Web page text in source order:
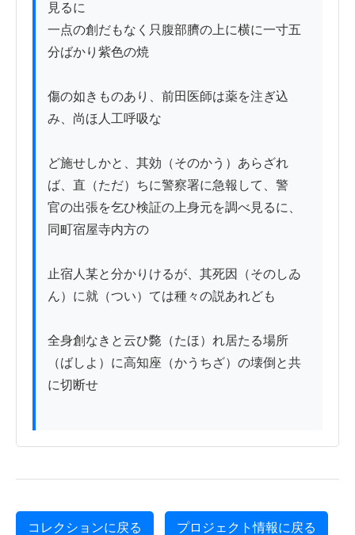
見るに
一点の創だもなく只腹部臍の上に横に一寸五
分ばかり紫色の焼
傷の如きものあり、前田医師は薬を注ぎ込
み、尚ほ人工呼吸な
ど施せしかと、其効（そのかう）あらざれ
ば、直（ただ）ちに警察署に急報して、警
官の出張を乞ひ検証の上身元を調べ見るに、
同町宿屋寺内方の
止宿人某と分かりけるが、其死因（そのしゐ
ん）に就（つい）ては種々の説あれども
全身創なきと云ひ斃（たほ）れ居たる場所
（ばしよ）に高知座（かうちざ）の壊倒と共
に切断せ
コレクションに戻る プロジェクト情報に戻る